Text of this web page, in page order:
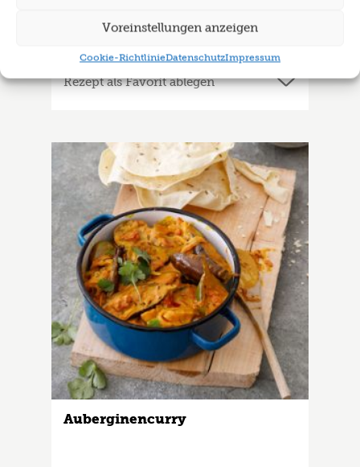
Voreinstellungen anzeigen
Cookie-RichtlinieDatenschutzImpressum
Auberginen
Rezept als Favorit ablegen
Auberginencurry